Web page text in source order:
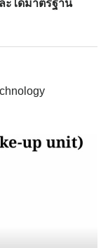
ะได้มาตรฐาน